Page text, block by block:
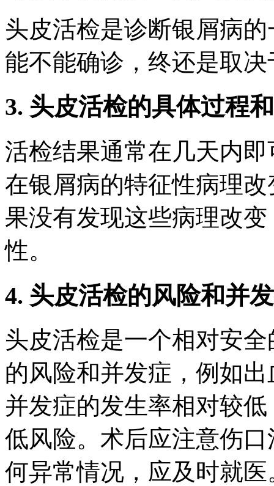
头皮活检是诊断银屑病
能不能确诊，终还是取
3. 头皮活检的具体过程
活检结果通常在几天内
在银屑病的特征性病理
果没有发现这些病理改
性。
4. 头皮活检的风险和并
头皮活检是一个相对安
的风险和并发症，例如
并发症的发生率相对较
低风险。术后应注意伤
何异常情况，应及时就医